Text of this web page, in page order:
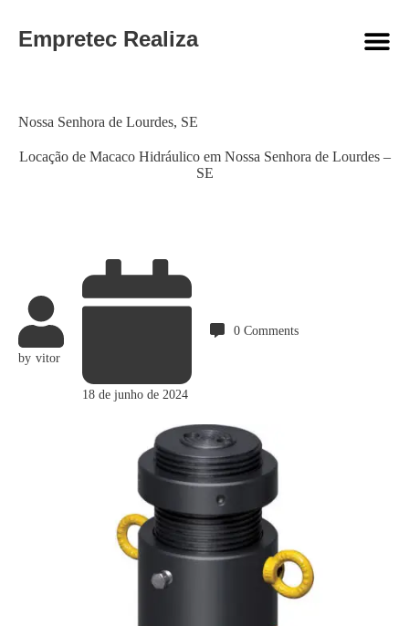
Empretec Realiza
Locação de Macaco Hidráulico em Nossa Senhora de Lourdes –
SE
Category
Nossa Senhora de Lourdes, SE
by vitor
18 de junho de 2024
0 Comments